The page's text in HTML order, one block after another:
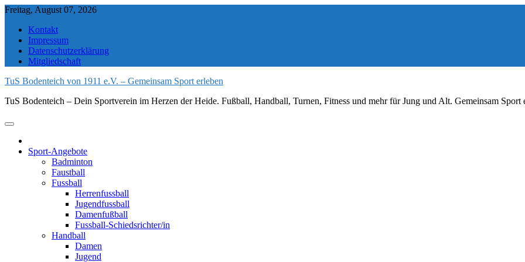
Skip
content
Freitag, August 07, 2026
Kontakt
Impressum
Datenschutzerklärung
Mitgliedschaft
TuS Bodenteich von 1911 e.V. – Gemeinsam Sport erleben
TuS Bodenteich – Dein Sportverein im Herzen der Heide. Fußball, Handball, Turnen, Fitness und mehr für Jung und Alt. Gemeinsam Sport
Sport-Angebote
Badminton
Faustball
Fussball
Herrenfussball
Jugendfussball
Damenfußball
Fussball-Schiedsrichter/in
Handball
Damen
Jugend